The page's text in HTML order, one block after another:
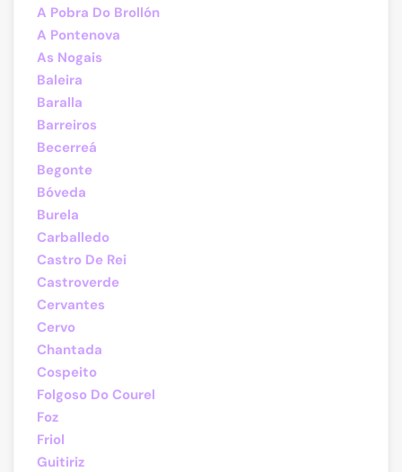
A Pobra Do Brollón
A Pontenova
As Nogais
Baleira
Baralla
Barreiros
Becerreá
Begonte
Bóveda
Burela
Carballedo
Castro De Rei
Castroverde
Cervantes
Cervo
Chantada
Cospeito
Folgoso Do Courel
Foz
Friol
Guitiriz